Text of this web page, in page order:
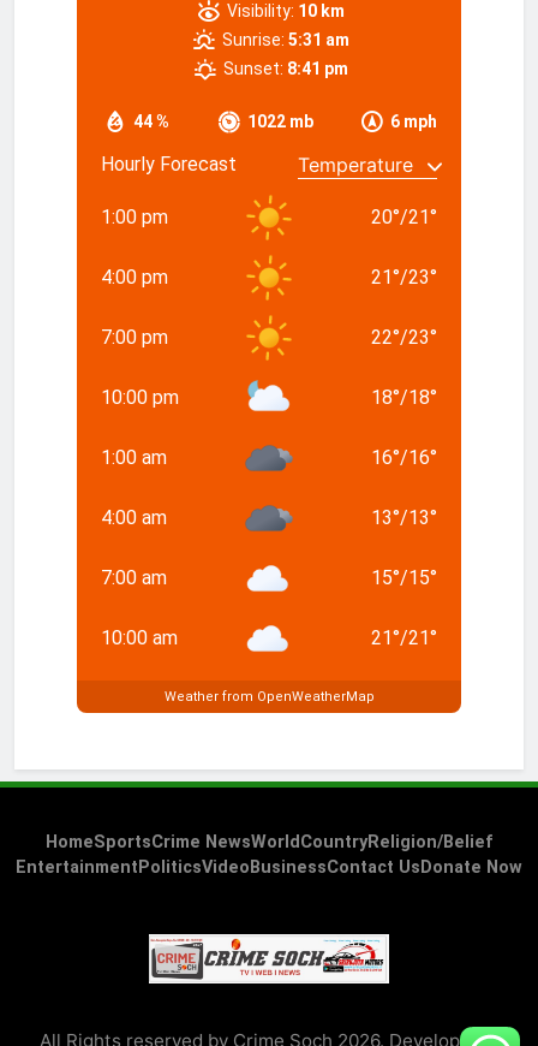
44 % 1022 mb 6 mph
Visibility: 10 km
Sunrise: 5:31 am
Sunset: 8:41 pm
Hourly Forecast
1:00 pm 20°/21°
4:00 pm 21°/23°
7:00 pm 22°/23°
10:00 pm 18°/18°
1:00 am 16°/16°
4:00 am 13°/13°
7:00 am 15°/15°
10:00 am 21°/21°
Weather from OpenWeatherMap
HomeSportsCrime NewsWorld CountryReligion/Belief
Entertainment PoliticsVideo BusinessContact Us Donate Now
All Rights reserved by Crime Soch 2026. Developed &